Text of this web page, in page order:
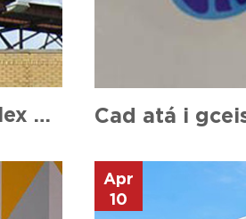
Tuiscint ar an Difríocht idir Flex agus Vinyl Banner Printing Cad atá i
Apr
10